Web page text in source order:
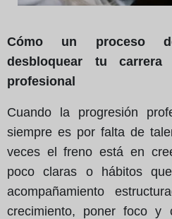
Cómo un proceso
desbloquear tu
profesional
Cuando la progresión
siempre es por falta de
veces el freno está en
poco claras o hábitos
acompañamiento
crecimiento, poner foco y